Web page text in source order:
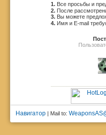
1. Все просьбы и
2. После
3. Вы можете
4. Имя и E-mail
Навигатор| Mail to: